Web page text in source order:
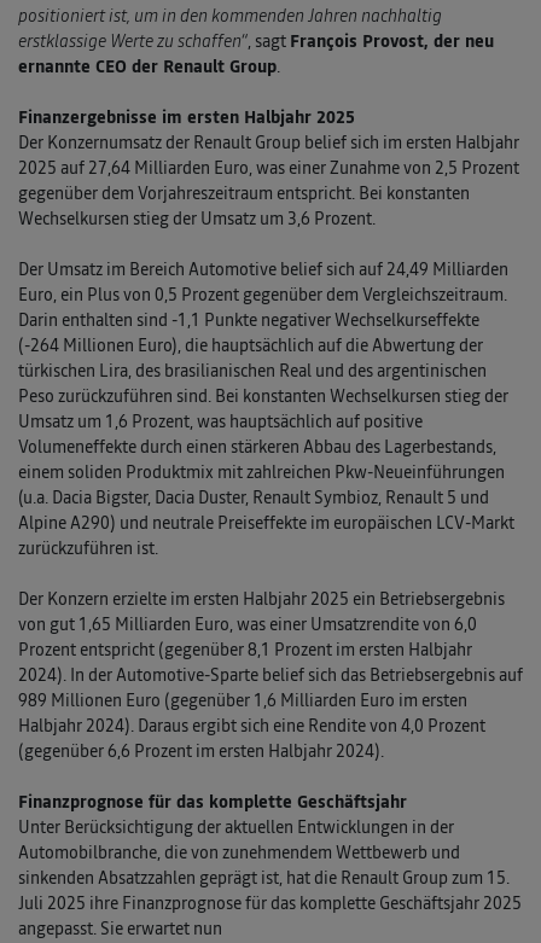
positioniert ist, um in den kommenden Jahren nachhaltig
erstklassige Werte zu schaffen“, sagt François Provost, der neu
ernannte CEO der Renault Group.
Finanzergebnisse im ersten Halbjahr 2025
Der Konzernumsatz der Renault Group belief sich im ersten Halbjahr
2025 auf 27,64 Milliarden Euro, was einer Zunahme von 2,5 Prozent
gegenüber dem Vorjahreszeitraum entspricht. Bei konstanten
Wechselkursen stieg der Umsatz um 3,6 Prozent.
Der Umsatz im Bereich Automotive belief sich auf 24,49 Milliarden
Euro, ein Plus von 0,5 Prozent gegenüber dem Vergleichszeitraum.
Darin enthalten sind -1,1 Punkte negativer Wechselkurseffekte
(-264 Millionen Euro), die hauptsächlich auf die Abwertung der
türkischen Lira, des brasilianischen Real und des argentinischen
Peso zurückzuführen sind. Bei konstanten Wechselkursen stieg der
Umsatz um 1,6 Prozent, was hauptsächlich auf positive
Volumeneffekte durch einen stärkeren Abbau des Lagerbestands,
einem soliden Produktmix mit zahlreichen Pkw-Neueinführungen
(u.a. Dacia Bigster, Dacia Duster, Renault Symbioz, Renault 5 und
Alpine A290) und neutrale Preiseffekte im europäischen LCV-Markt
zurückzuführen ist.
Der Konzern erzielte im ersten Halbjahr 2025 ein Betriebsergebnis
von gut 1,65 Milliarden Euro, was einer Umsatzrendite von 6,0
Prozent entspricht (gegenüber 8,1 Prozent im ersten Halbjahr
2024). In der Automotive-Sparte belief sich das Betriebsergebnis auf
989 Millionen Euro (gegenüber 1,6 Milliarden Euro im ersten
Halbjahr 2024). Daraus ergibt sich eine Rendite von 4,0 Prozent
(gegenüber 6,6 Prozent im ersten Halbjahr 2024).
Finanzprognose für das komplette Geschäftsjahr
Unter Berücksichtigung der aktuellen Entwicklungen in der
Automobilbranche, die von zunehmendem Wettbewerb und
sinkenden Absatzzahlen geprägt ist, hat die Renault Group zum 15.
Juli 2025 ihre Finanzprognose für das komplette Geschäftsjahr 2025
angepasst. Sie erwartet nun